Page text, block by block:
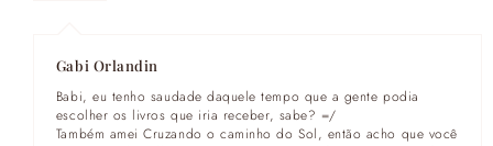
Gabi Orlandin
Babi, eu tenho saudade daquele tempo que a gente podia
escolher os livros que iria receber, sabe? =/
Também amei Cruzando o caminho do Sol, então acho que você